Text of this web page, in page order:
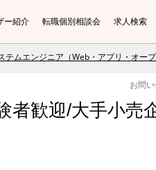
ー紹介 転職個別相談会 求人検索
テムエンジニア（Web・アプリ・オープ
お問
者歓迎/大手小売